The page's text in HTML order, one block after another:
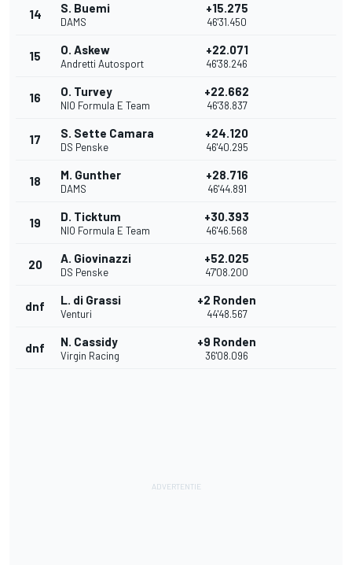
14 S. Buemi
DAMS
+15.275
46'31.450
15 O. Askew
Andretti Autosport
+22.071
46'38.246
16 O. Turvey
NIO Formula E Team
+22.662
46'38.837
17 S. Sette Camara
DS Penske
+24.120
46'40.295
18 M. Gunther
DAMS
+28.716
46'44.891
19 D. Ticktum
NIO Formula E Team
+30.393
46'46.568
20 A. Giovinazzi
DS Penske
+52.025
47'08.200
dnf L. di Grassi
Venturi
+2 Ronden
44'48.567
dnf N. Cassidy
Virgin Racing
+9 Ronden
36'08.096